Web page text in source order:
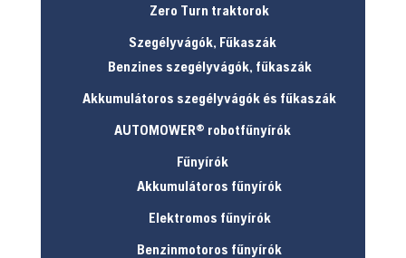
Zero Turn traktorok
Szegélyvágók, Fűkaszák
Benzines szegélyvágók, fűkaszák
Akkumulátoros szegélyvágók és fűkaszák
AUTOMOWER® robotfűnyírók
Fűnyírók
Akkumulátoros fűnyírók
Elektromos fűnyírók
Benzinmotoros fűnyírók